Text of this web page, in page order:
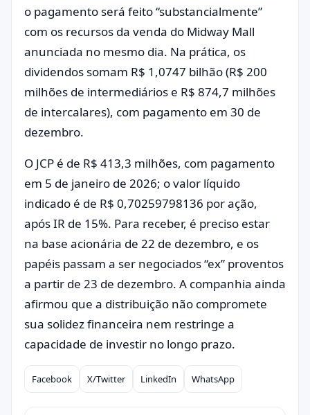
o pagamento será feito “substancialmente”
com os recursos da venda do Midway Mall
anunciada no mesmo dia. Na prática, os
dividendos somam R$ 1,0747 bilhão (R$ 200
milhões de intermediários e R$ 874,7 milhões
de intercalares), com pagamento em 30 de
dezembro.
O JCP é de R$ 413,3 milhões, com pagamento
em 5 de janeiro de 2026; o valor líquido
indicado é de R$ 0,70259798136 por ação,
após IR de 15%. Para receber, é preciso estar
na base acionária de 22 de dezembro, e os
papéis passam a ser negociados “ex” proventos
a partir de 23 de dezembro. A companhia ainda
afirmou que a distribuição não compromete
sua solidez financeira nem restringe a
capacidade de investir no longo prazo.
Compartilhar
Facebook X/Twitter LinkedIn WhatsApp